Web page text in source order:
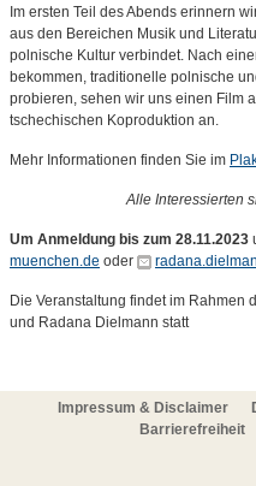
Im ersten Teil des Abends erinnern
aus den Bereichen Musik und
polnische Kultur verbindet. Nach
bekommen, traditionelle polnische
probieren, sehen wir uns einen Film
tschechischen Koproduktion an.
Mehr Informationen finden Sie im
Alle Interessierten
Um Anmeldung bis zum 28.11.2023
muenchen.de oder
Die Veranstaltung findet im Rahmen
und Radana Dielmann statt
Impressum & Disclaimer
Barrierefreiheit